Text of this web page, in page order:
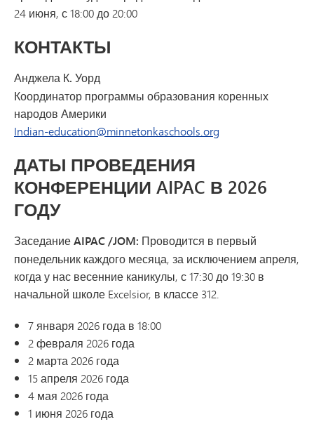
24 июня, с 18:00 до 20:00
КОНТАКТЫ
Анджела К. Уорд
Координатор программы образования коренных
народов Америки
Indian-education@minnetonkaschools.org
ДАТЫ ПРОВЕДЕНИЯ
КОНФЕРЕНЦИИ AIPAC В 2026
ГОДУ
Заседание AIPAC /JOM: Проводится в первый
понедельник каждого месяца, за исключением апреля,
когда у нас весенние каникулы, с 17:30 до 19:30 в
начальной школе Excelsior, в классе 312.
7 января 2026 года в 18:00
2 февраля 2026 года
2 марта 2026 года
15 апреля 2026 года
4 мая 2026 года
1 июня 2026 года